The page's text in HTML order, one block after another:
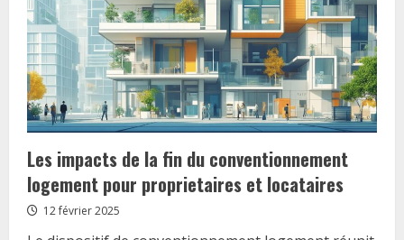
empreinte
ecologique
tout
en
creant
du
lien
social
Les impacts de la fin du conventionnement
logement pour proprietaires et locataires
12 février 2025